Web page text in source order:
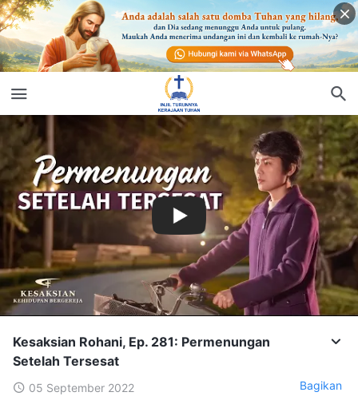
Kesaksian Rohani, Ep. 281: Permenungan
Setelah Tersesat
05 September 2022 Bagikan